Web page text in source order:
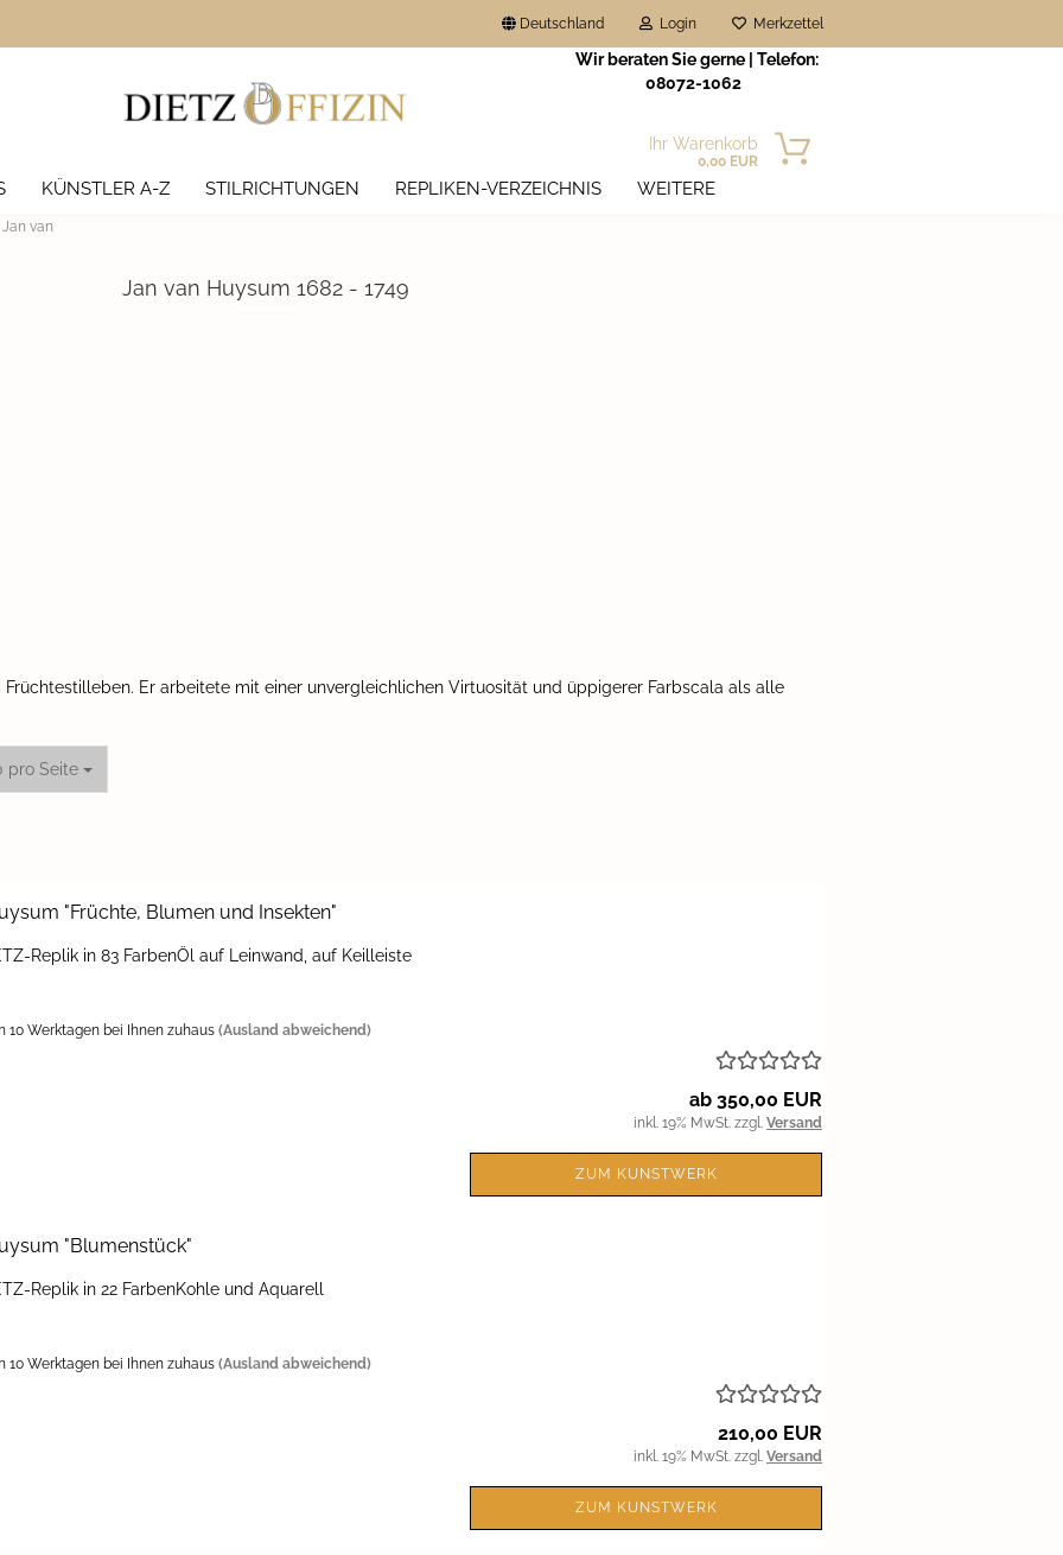
Deutschland
Lieferland
Login Merkzettel
Wir beraten Sie gerne | Telefon:
08072-1062
Ihr Warenkorb
0,00 EUR
KÜNSTLER A-Z STILRICHTUNGEN REPLIKEN-VERZEICHNIS WEITERE
van
Jan van Huysum 1682 - 1749
Er arbeitete mit einer unvergleichlichen Virtuosität und üppigerer Farbscala als alle
pro Seite
Seite
"Früch­te, Blu­men und In­sek­ten"
​Replik in 83 Far­ben­Öl auf Lein­wand, auf Keil­leis­te
10 Werktagen bei Ihnen zuhaus (Ausland abweichend)
ab 350,00 EUR
inkl. 19% MwSt. zzgl. Versand
ZUM KUNSTWERK
"Blu­men­stück"
​Replik in 22 Far­ben­Koh­le und Aqua­rell
10 Werktagen bei Ihnen zuhaus (Ausland abweichend)
210,00 EUR
inkl. 19% MwSt. zzgl. Versand
ZUM KUNSTWERK